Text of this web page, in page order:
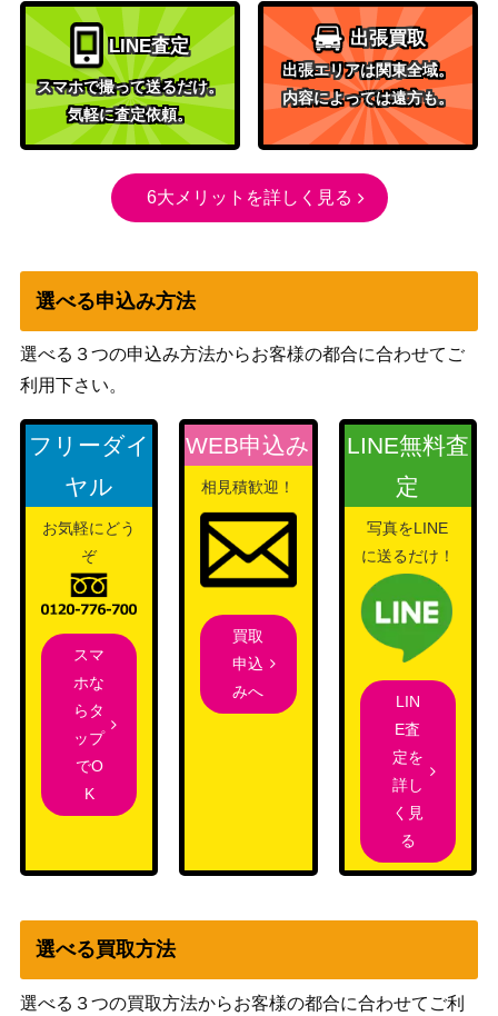
(シークレット）ROTD
（RISE OF THE
DUELIST）
1,700
戦華の徳-劉玄（20thS
E）【IGAS-JP011】
KONAMI
（IGNITION ASSAULT）
800
遊戯王 妖醒龍ラルバウ
天威龍-スールヤ（QCS
コナミ
青眼の白龍（UL/レリー
フ）【SM-51】
（仮面の呪縛）
破械神の禍霊(20thシー
閃刀姫－カメリア（U
コナミ
（付録カード）
150
遊戯王 方界縁起（20thｼ
ｰｸﾚｯﾄ） 20th
KONAMI
教導の聖女エクレシア
（QCSE）【RC04-JP02
1】
コナミ
（ARITY
COLLECTION）
4,500
ウィンドペガサス@イグ
ニスター（20thSE）【I
GAS-JP042】
KONAMI
（IGNITION ASSAULT）
2,500
黒魔女ディアベルスター
（UL/レリーフ）【AGO
V-JP006】
1,000
（PHANTOM RAGE）
（QCSE/25th）【INFO-
JP013】
（INFINITE
3,500
ダイノルフィア・テリジ
ア (PSE) 【BACH-JP00
コナミ
800
LINE査定
スマホで撮って送るだけ。
気軽に査定依頼。
出張買取
出張エリアは関東全域。
内容によっては遠方も。
6大メリットを詳しく見る
選べる申込み方法
選べる３つの申込み方法からお客様の都合に合わせてご
利用下さい。
フリーダイ
ヤル
お気軽にどう
ぞ
スマ
ホな
らタ
ップ
でO
K
WEB申込み
相見積歓迎！
買取
申込
みへ
LINE無料査
定
写真をLINE
に送るだけ！
LIN
E査
定を
詳し
く見
る
選べる買取方法
選べる３つの買取方法からお客様の都合に合わせてご利